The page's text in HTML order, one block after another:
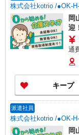
株式会社kotrio /●OK-
岡
迎
通
キープ
派遣社員
株式会社kotrio /●OK-
岡